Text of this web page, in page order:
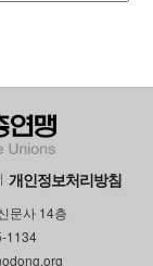
개인정보처리방침
문사 14층
1134